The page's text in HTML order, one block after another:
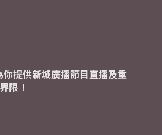
提供新城廣播節目直播及重
限！